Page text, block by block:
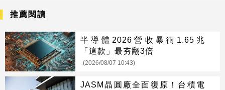
推薦閱讀
半導體2026營收暴衝1.65兆
「這款」最夯翻3倍
(2026/08/07 10:43)
JASM晶圓廠全面復原！台積電